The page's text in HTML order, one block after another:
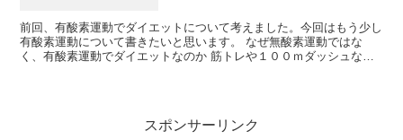
前回、有酸素運動でダイエットについて考えました。今回はもう少し
有酸素運動について書きたいと思います。 なぜ無酸素運動ではな
く、有酸素運動でダイエットなのか 筋トレや１００ｍダッシュなど
スポンサーリンク